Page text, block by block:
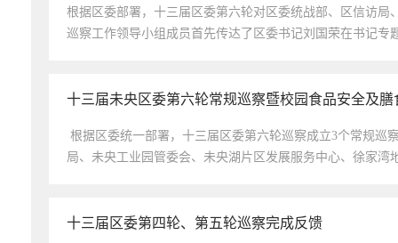
根据区委部署，十三届区委第六轮对区委统战部、区信访
巡察工作领导小组成员首先传达了区委书记刘国荣在书记
十三届未央区委第六轮常规巡察暨校园食品安全及
根据区委统一部署，十三届区委第六轮巡察成立3个常规巡
局、未央工业园管委会、未央湖片区发展服务中心、徐家
十三届区委第四轮、第五轮巡察完成反馈